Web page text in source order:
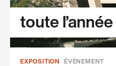
toute l’année
EXPOSITION ÉVÉNEMENT